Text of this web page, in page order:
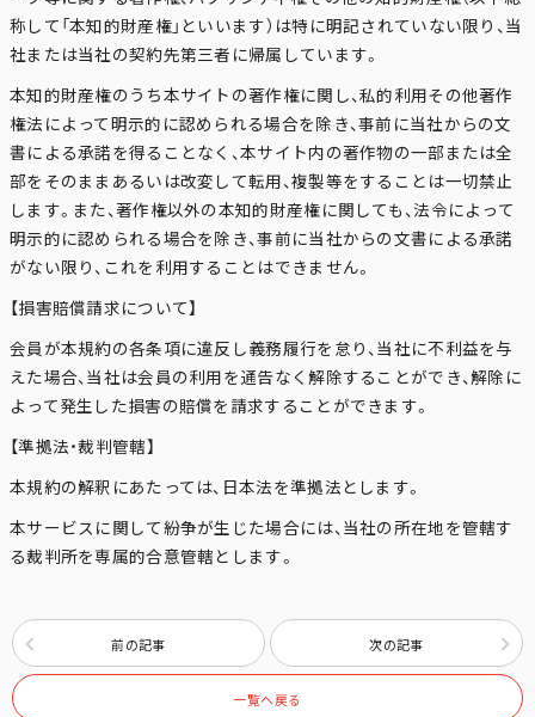
称して「本知的財産権」といいます）は特に明記されていない限り、当
社または当社の契約先第三者に帰属しています。
本知的財産権のうち本サイトの著作権に関し、私的利用その他著作
権法によって明示的に認められる場合を除き、事前に当社からの文
書による承諾を得ることなく、本サイト内の著作物の一部または全
部をそのままあるいは改変して転用、複製等をすることは一切禁止
します。また、著作権以外の本知的財産権に関しても、法令によって
明示的に認められる場合を除き、事前に当社からの文書による承諾
がない限り、これを利用することはできません。
【損害賠償請求について】
会員が本規約の各条項に違反し義務履行を怠り、当社に不利益を与
えた場合、当社は会員の利用を通告なく解除することができ、解除に
よって発生した損害の賠償を請求することができます。
【準拠法・裁判管轄】
本規約の解釈にあたっては、日本法を準拠法とします。
本サービスに関して紛争が生じた場合には、当社の所在地を管轄す
る裁判所を専属的合意管轄とします。
前の記事 次の記事
一覧へ戻る